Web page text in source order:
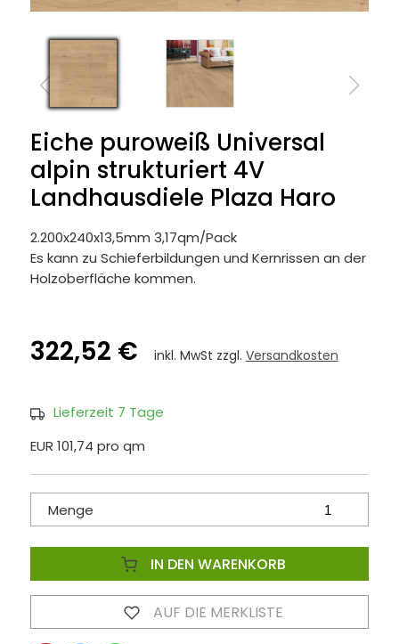
Eiche puroweiß Universal
alpin strukturiert 4V
Landhausdiele Plaza Haro
2.200x240x13,5mm 3,17qm/Pack
Es kann zu Schieferbildungen und Kernrissen an der
Holzoberfläche kommen.
322,52 € inkl. MwSt zzgl. Versandkosten
Lieferzeit 7 Tage
EUR 101,74 pro qm
Menge
IN DEN WARENKORB
AUF DIE MERKLISTE